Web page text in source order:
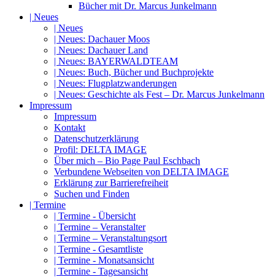
Bücher mit Dr. Marcus Junkelmann
| Neues
| Neues
| Neues: Dachauer Moos
| Neues: Dachauer Land
| Neues: BAYERWALDTEAM
| Neues: Buch, Bücher und Buchprojekte
| Neues: Flugplatzwanderungen
| Neues: Geschichte als Fest – Dr. Marcus Junkelmann
Impressum
Impressum
Kontakt
Datenschutzerklärung
Profil: DELTA IMAGE
Über mich – Bio Page Paul Eschbach
Verbundene Webseiten von DELTA IMAGE
Erklärung zur Barrierefreiheit
Suchen und Finden
| Termine
| Termine - Übersicht
| Termine – Veranstalter
| Termine – Veranstaltungsort
| Termine - Gesamtliste
| Termine - Monatsansicht
| Termine - Tagesansicht